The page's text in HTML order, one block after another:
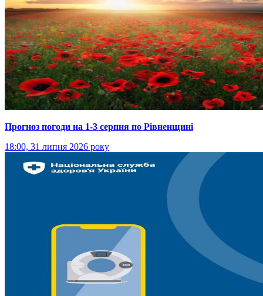
Прогноз погоди на 1-3 серпня по Рівненщині
18:00, 31 липня 2026 року